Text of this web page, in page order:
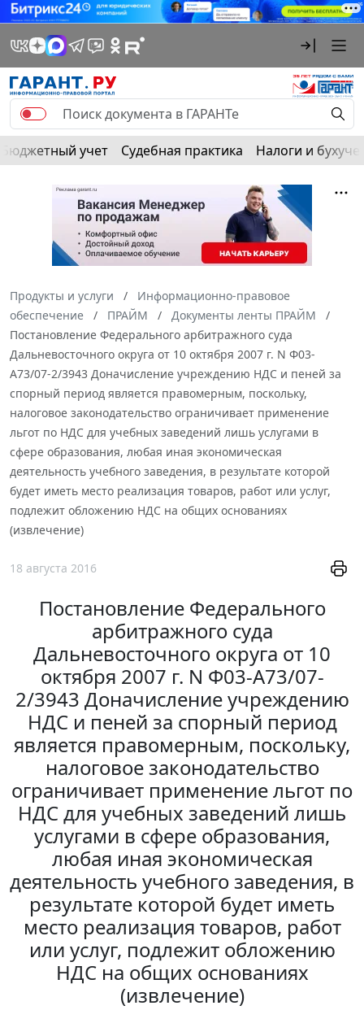
Бюджетный учет Судебная практика Налоги и
Продукты и услуги
Информационно-правовое
обеспечение
ПРАЙМ
Документы ленты ПРАЙМ
Постановление Федерального арбитражного суда
Дальневосточного округа от 10 октября 2007 г. N Ф03-
А73/07-2/3943 Доначисление учреждению НДС и пеней за
спорный период является правомерным, поскольку,
налоговое законодательство ограничивает применение
льгот по НДС для учебных заведений лишь услугами в
сфере образования, любая иная экономическая
деятельность учебного заведения, в результате которой
будет иметь место реализация товаров, работ или услуг,
подлежит обложению НДС на общих основаниях
(извлечение)
18 августа 2016
Постановление Федерального
арбитражного суда
Дальневосточного округа от 10
октября 2007 г. N Ф03-А73/07-
2/3943 Доначисление учреждению
НДС и пеней за спорный период
является правомерным, поскольку,
налоговое законодательство
ограничивает применение льгот по
НДС для учебных заведений лишь
услугами в сфере образования,
любая иная экономическая
деятельность учебного заведения, в
результате которой будет иметь
место реализация товаров, работ
или услуг, подлежит обложению
НДС на общих основаниях
(извлечение)